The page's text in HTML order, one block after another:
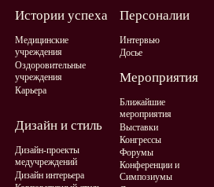
Истории успеха
Медицинские
учреждения
Оздоровительные
учреждения
Карьера
Персоналии
Интервью
Досье
Мероприятия
Ближайшие
мероприятия
Выставки
Конгрессы
Форумы
Конференции и
Симпозиумы
Дизайн и стиль
Дизайн-проекты
медучреждений
Дизайн интерьера